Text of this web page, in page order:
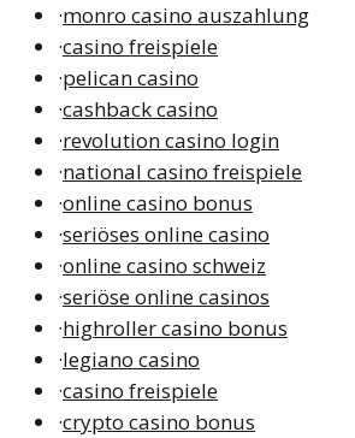
·monro casino auszahlung
·casino freispiele
·pelican casino
·cashback casino
·revolution casino login
·national casino freispiele
·online casino bonus
·seriöses online casino
·online casino schweiz
·seriöse online casinos
·highroller casino bonus
·legiano casino
·casino freispiele
·crypto casino bonus